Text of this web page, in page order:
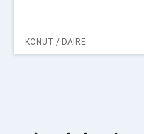
KONUT / DAİRE